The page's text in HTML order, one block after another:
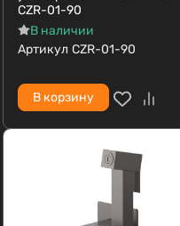
CZR-01-90
В наличии
Артикул CZR-01-90
В корзину